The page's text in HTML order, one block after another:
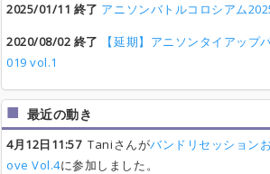
2025/01/11 終了 アニソンバトルコロシアム
2020/08/02 終了
【延期】アニソンタイアップ
019 vol.1
最近の動き
4月12日11:57Taniさんがバンドリセッション
ove Vol.4に参加しました。